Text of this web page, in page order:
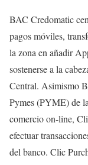
BAC Credomatic
pagos móviles,
la zona en añadir
sostenerse a la
Central. Asimismo
Pymes (PYME) de
comercio on-line,
efectuar
del banco. Clic